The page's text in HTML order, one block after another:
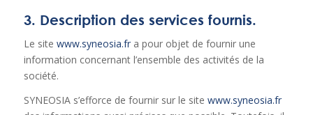
3. Description des services fournis.
Le site www.syneosia.fra pour objet de fournir une
information concernant l’ensemble des activités de la
société.
SYNEOSIA s’efforce de fournir sur le site www.syneosia.fr